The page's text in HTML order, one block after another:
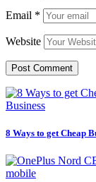
Email *
Website
Business
8 Ways to get Cheap
mobile